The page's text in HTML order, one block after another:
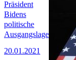
Präsident
Bidens
politische
Ausgangslage
20.01.2021